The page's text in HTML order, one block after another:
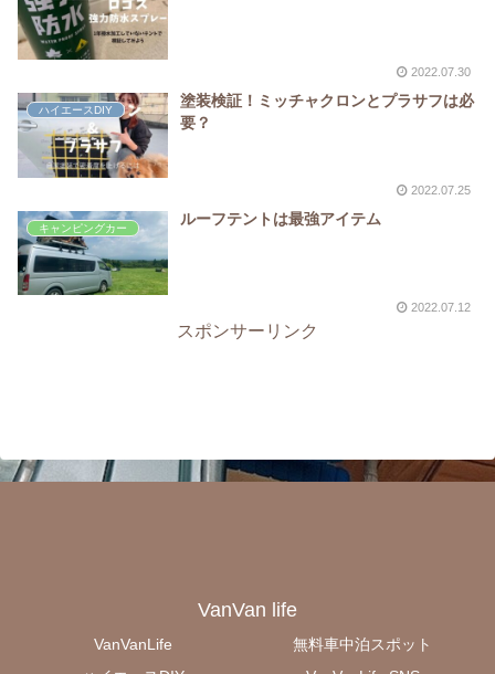
2022.07.30
ハイエースDIY
塗装検証！ミッチャクロンとプラサフは必
要？
2022.07.25
キャンピングカー
ルーフテントは最強アイテム
2022.07.12
スポンサーリンク
VanVan life
VanVanLife
無料車中泊スポット